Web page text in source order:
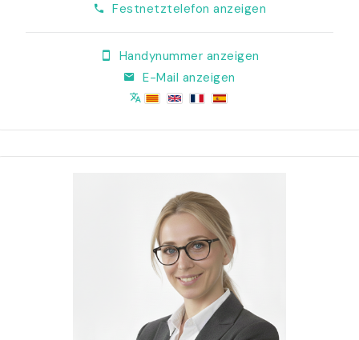
Festnetztelefon anzeigen
Handynummer anzeigen
E-Mail anzeigen